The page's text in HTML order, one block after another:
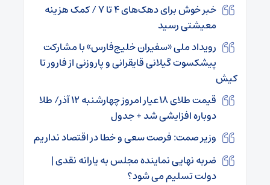
خبر خوش برای دهک‌های ۴ تا ۷ / کمک هزینه
معیشتی رسید
رویداد ملی «سفیران خلیج‌فارس» با مشارکت
پیشکسوت گیلانی قایقرانی و پاروزنی از فارور تا
کیش
قیمت طلای ۱۸عیار امروز چهارشنبه ۱۲ آذر/ طلا
دوباره افزایشی شد + جدول
وزیر صمت: فرصت سعی و خطا در اقتصاد نداریم
ضربه نهایی نماینده مجلس به یارانه نقدی |
دولت تسلیم می شود؟